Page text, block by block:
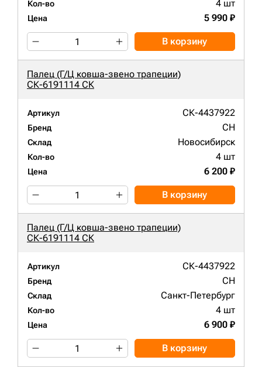
Кол-во 4 шт
Цена 5 990 ₽
В корзину
Палец (Г/Ц ковша-звено трапеции)
СК-6191114 СК
Артикул СК-4437922
Бренд CH
Склад Новосибирск
Кол-во 4 шт
Цена 6 200 ₽
В корзину
Палец (Г/Ц ковша-звено трапеции)
СК-6191114 СК
Артикул СК-4437922
Бренд CH
Склад Санкт-Петербург
Кол-во 4 шт
Цена 6 900 ₽
В корзину